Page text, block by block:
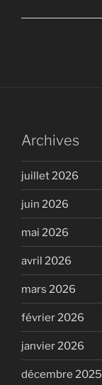
Archives
juillet 2026
juin 2026
mai 2026
avril 2026
mars 2026
février 2026
janvier 2026
décembre 2025